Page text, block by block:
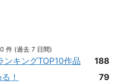
件 (過去 7 日間)
ンキングTOP10作品
188
！
79